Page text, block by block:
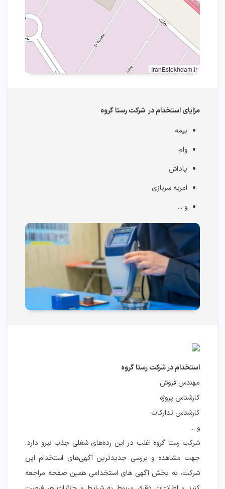
IranEstekhdam.ir
مزایای استخدام در شرکت رستا گروه
بیمه
وام
پاداش
امریه سربازی
و ...
استخدام در شرکت رستا گروه
مهندس فروش
کارشناس پروژه
کارشناس تدارکات
و ...
شرکت رستا گروه اغلب در این رده‌های شغلی جذب نیرو دارد.
جهت مشاهده و بررسی جدیدترین آگهی‌های استخدام این
شرکت، به بخش آگهی های استخدامی همین صفحه مراجعه